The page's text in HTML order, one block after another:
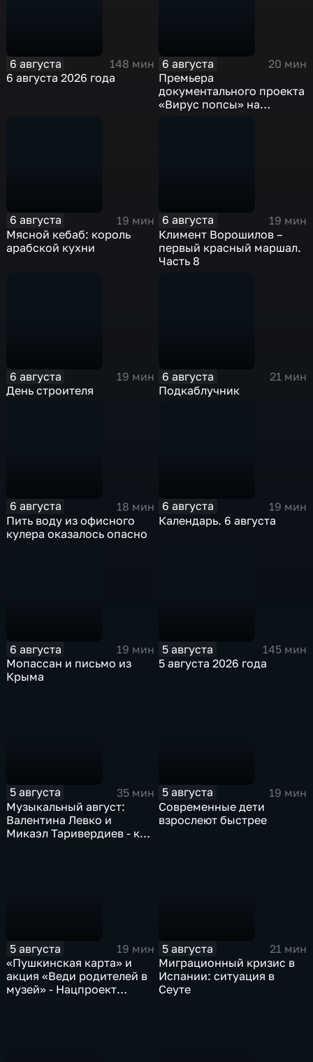
6 августа
148 мин
6 августа 2026 года
6 августа
20 мин
Премьера
документального проекта
«Вирус попсы» на
6 августа
19 мин
Мясной кебаб: король
арабской кухни
6 августа
19 мин
Климент Ворошилов –
первый красный маршал.
Часть 8
6 августа
19 мин
День строителя
6 августа
21 мин
Подкаблучник
6 августа
18 мин
Пить воду из офисного
кулера оказалось опасно
6 августа
19 мин
Календарь. 6 августа
6 августа
19 мин
Мопассан и письмо из
Крыма
5 августа
145 мин
5 августа 2026 года
5 августа
35 мин
Музыкальный август:
Валентина Левко и
Микаэл Таривердиев - как
5 августа
19 мин
Современные дети
взрослеют быстрее
5 августа
19 мин
«Пушкинская карта» и
акция «Веди родителей в
музей» - Нацпроект
5 августа
21 мин
Миграционный кризис в
Испании: ситуация в
Сеуте